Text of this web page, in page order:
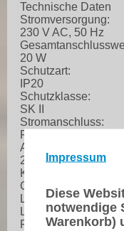
Impressum
Diese
notwendige
Warenkorb)
Technische Daten
Stromversorgung:
230 V AC, 50 Hz
20 W
Schutzart:
IP20
Schutzklasse:
SK II
Stromanschluss:
Festes
Aufbau Kabel:
2 x 0,75 mm²
Kabellänge:
Ca. 1,5 m
Lampenart:
Leuchtstoffröhre
Farberzeugung: